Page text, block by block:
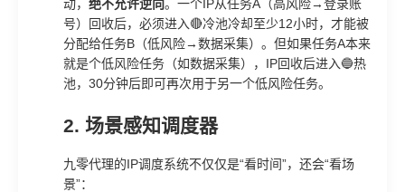
动， 绝不允许逆向。一个IP从任务A（高风险→登录账
号）回收后，必须进入🔴冷池冷却至少12小时，才能被
分配给任务B（低风险→数据采集）。但如果任务A本来
就是个低风险任务（如数据采集），IP回收后进入🔵热
池，30分钟后即可再次用于另一个低风险任务。
2. 场景感知调度器
九零代理的IP调度系统不仅仅是“看时间”，还会“看场
景”：